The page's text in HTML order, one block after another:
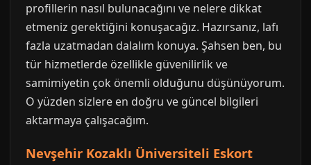
profillerin nasıl bulunacağını ve nelere dikkat
etmeniz gerektiğini konuşacağız. Hazırsanız, lafı
fazla uzatmadan dalalım konuya. Şahsen ben, bu
tür hizmetlerde özellikle güvenilirlik ve
samimiyetin çok önemli olduğunu düşünüyorum.
O yüzden sizlere en doğru ve güncel bilgileri
aktarmaya çalışacağım.
Nevşehir Kozaklı Üniversiteli Eskort